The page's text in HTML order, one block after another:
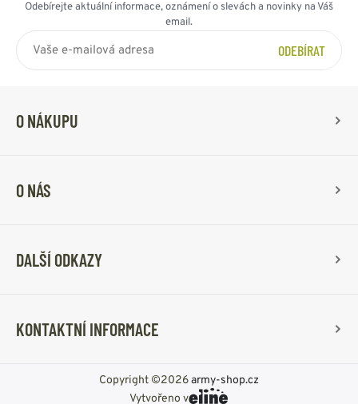
Odebírejte aktuální informace, oznámení o slevách a novinky na Váš
email.
ODEBÍRAT
O NÁKUPU
O NÁS
DALŠÍ ODKAZY
KONTAKTNÍ INFORMACE
Copyright ©2026army-shop.cz
Vytvořeno v